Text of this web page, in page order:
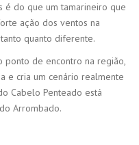
é do que um tamarineiro que
ação dos ventos na
quanto diferente.
ponto de encontro na região,
e cria um cenário realmente
Cabelo Penteado está
Arrombado.